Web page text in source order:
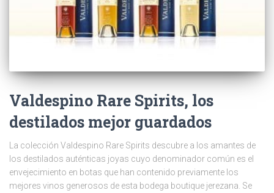
Valdespino Rare Spirits, los
destilados mejor guardados
La colección Valdespino Rare Spirits descubre a los amantes de
los destilados auténticas joyas cuyo denominador común es el
envejecimiento en botas que han contenido previamente los
mejores vinos generosos de esta bodega boutique jerezana. Se